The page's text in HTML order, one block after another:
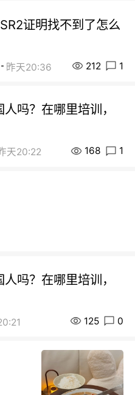
证明找不到了怎么
昨天20:36 212 1
吗？在哪里培训，
天20:22 168 1
吗？在哪里培训，
125 0